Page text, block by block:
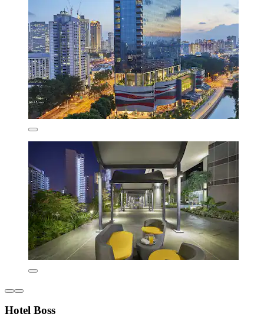
Hotel Boss